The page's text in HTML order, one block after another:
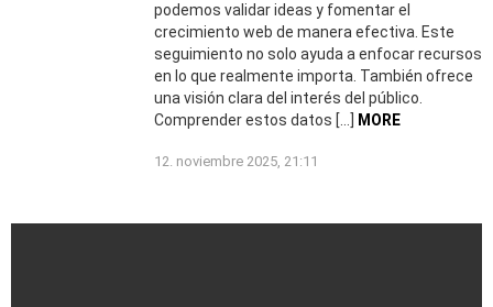
podemos validar ideas y fomentar el
crecimiento web de manera efectiva. Este
seguimiento no solo ayuda a enfocar recursos
en lo que realmente importa. También ofrece
una visión clara del interés del público.
Comprender estos datos […] MORE
12. noviembre 2025, 21:11